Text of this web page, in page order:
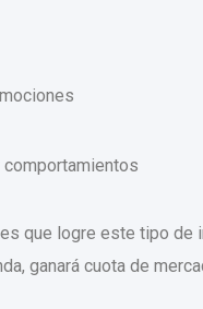
que logre este tipo de
ganará cuota de